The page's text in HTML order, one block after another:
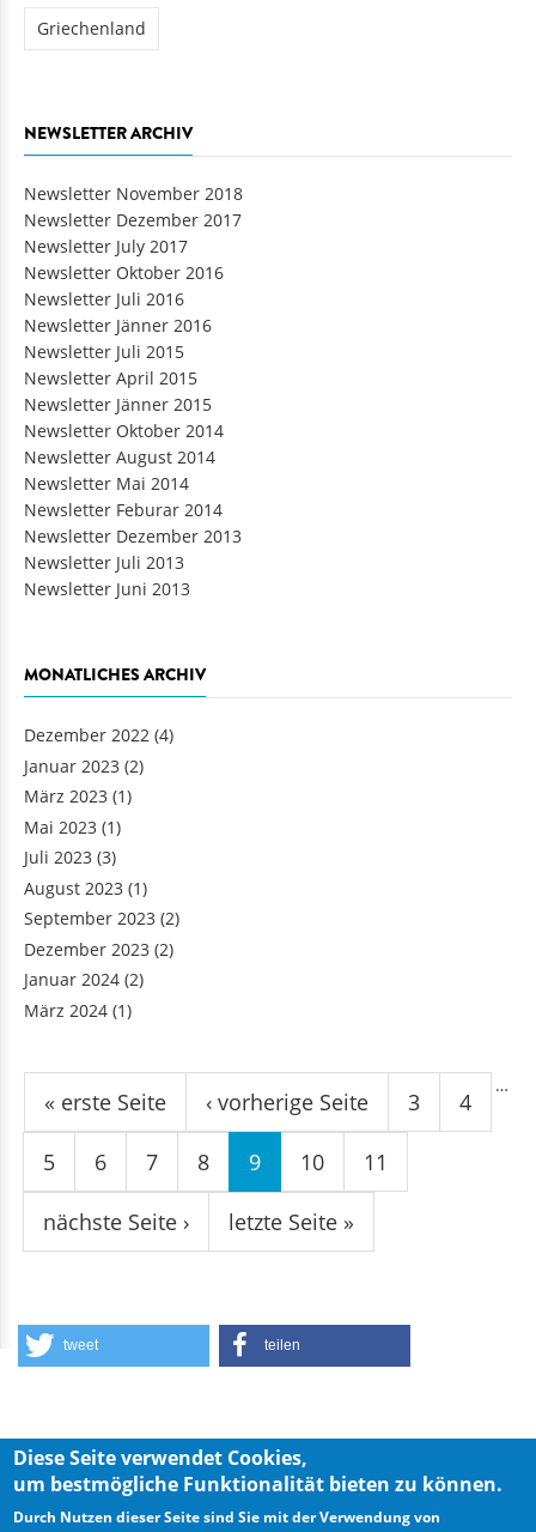
Griechenland
NEWSLETTER ARCHIV
Newsletter November 2018
Newsletter Dezember 2017
Newsletter July 2017
Newsletter Oktober 2016
Newsletter Juli 2016
Newsletter Jänner 2016
Newsletter Juli 2015
Newsletter April 2015
Newsletter Jänner 2015
Newsletter Oktober 2014
Newsletter August 2014
Newsletter Mai 2014
Newsletter Feburar 2014
Newsletter Dezember 2013
Newsletter Juli 2013
Newsletter Juni 2013
MONATLICHES ARCHIV
Dezember 2022 (4)
Januar 2023 (2)
März 2023 (1)
Mai 2023 (1)
Juli 2023 (3)
August 2023 (1)
September 2023 (2)
Dezember 2023 (2)
Januar 2024 (2)
März 2024 (1)
Seiten
« erste Seite ‹ vorherige Seite
…
3 4
5 6 7 8 9 10 11
nächste Seite › letzte Seite »
tweet teilen
Diese Seite verwendet Cookies,
um bestmögliche Funktionalität bieten zu können.
Durch Nutzen dieser Seite sind Sie mit der Verwendung von